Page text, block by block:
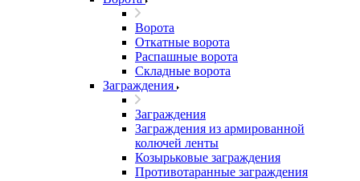
Ворота
Откатные ворота
Распашные ворота
Складные ворота
Заграждения
Заграждения
Заграждения из армированной
колючей ленты
Козырьковые заграждения
Противотаранные заграждения